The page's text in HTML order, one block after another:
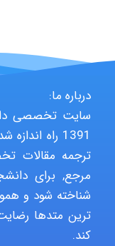
درباره ما:
سایت تخصصی
1391 راه
ترجمه مقالات
مرجع, برای
شناخته شود و
ترین متدها
کند.